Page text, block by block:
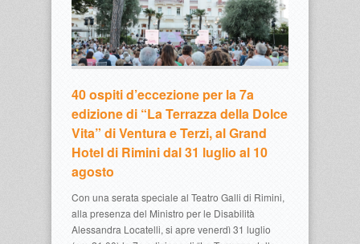
40 ospiti d’eccezione per la 7a
edizione di “La Terrazza della Dolce
Vita” di Ventura e Terzi, al Grand
Hotel di Rimini dal 31 luglio al 10
agosto
Con una serata speciale al Teatro Galli di Rimini,
alla presenza del Ministro per le Disabilità
Alessandra Locatelli, si apre venerdì 31 luglio